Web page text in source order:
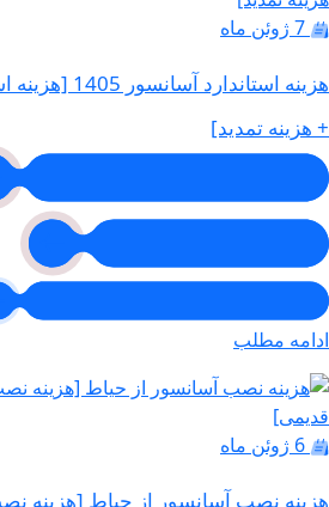
هزینه
+ هزینه تمدید]
ادامه مطلب
هزینه نصب آسانسور از حیاط [هزینه